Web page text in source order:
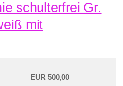
schulterfrei Gr.
mit
EUR 500,00